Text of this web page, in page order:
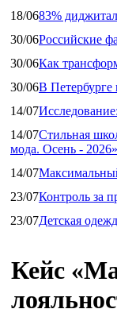
18/0683%
30/06Российские
30/06Как
30/06В Петербурге
14/07
14/07Стильная
мода. Осень - 2026»
14/07
23/07Контроль за
23/07Детская
Кейс